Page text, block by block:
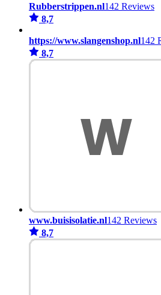
Rubberstrippen.nl142 Reviews
8,7
https://www.slangenshop.nl142
8,7
www.buisisolatie.nl142 Reviews
8,7